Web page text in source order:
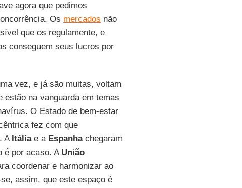
agora que pedimos
Os mercados não
que os regulamente, e
conseguem seus lucros por
vez, e já são muitas, voltam
estão na vanguarda em temas
O Estado de bem-estar
fez com que
A Itáliae a Espanhachegaram
é por acaso. A União
coordenar e harmonizar ao
assim, que este espaço é